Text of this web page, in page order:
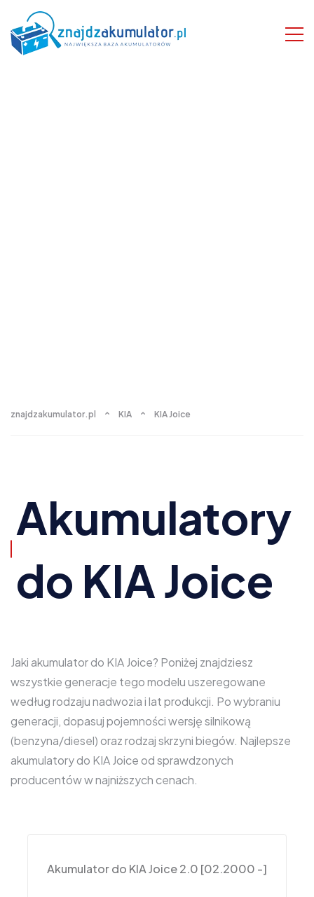
znajdzakumulator.pl KIA KIA Joice
Akumulatory
do KIA Joice
Jaki akumulator do KIA Joice? Poniżej znajdziesz
wszystkie generacje tego modelu uszeregowane
według rodzaju nadwozia i lat produkcji. Po wybraniu
generacji, dopasuj pojemności wersję silnikową
(benzyna/diesel) oraz rodzaj skrzyni biegów. Najlepsze
akumulatory do KIA Joice od sprawdzonych
producentów w najniższych cenach.
Akumulator do KIA Joice 2.0 [02.2000 -]